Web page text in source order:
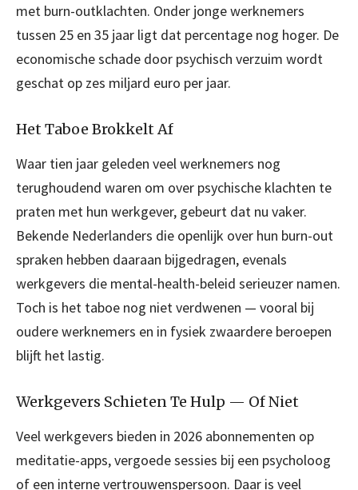
met burn-outklachten. Onder jonge werknemers
tussen 25 en 35 jaar ligt dat percentage nog hoger. De
economische schade door psychisch verzuim wordt
geschat op zes miljard euro per jaar.
Het Taboe Brokkelt Af
Waar tien jaar geleden veel werknemers nog
terughoudend waren om over psychische klachten te
praten met hun werkgever, gebeurt dat nu vaker.
Bekende Nederlanders die openlijk over hun burn-out
spraken hebben daaraan bijgedragen, evenals
werkgevers die mental-health-beleid serieuzer namen.
Toch is het taboe nog niet verdwenen — vooral bij
oudere werknemers en in fysiek zwaardere beroepen
blijft het lastig.
Werkgevers Schieten Te Hulp — Of Niet
Veel werkgevers bieden in 2026 abonnementen op
meditatie-apps, vergoede sessies bij een psycholoog
of een interne vertrouwenspersoon. Daar is veel